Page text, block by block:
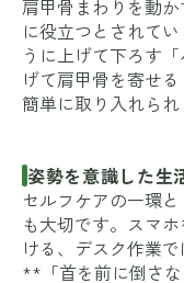
肩甲骨まわりを動
に役立つとされて
うに上げて下ろす
げて肩甲骨を寄せ
簡単に取り入れられ
姿勢を意識した生
セルフケアの一環
も大切です。スマ
ける、デスク作業
**「首を前に倒さ